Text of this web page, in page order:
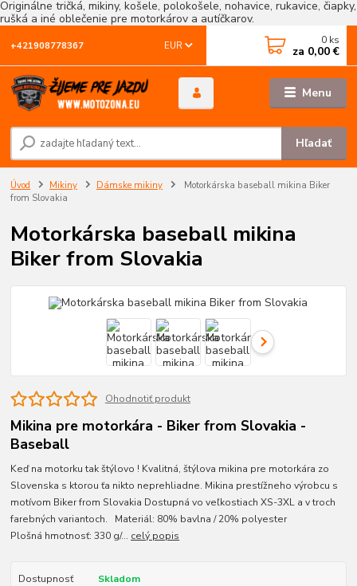
Originálne tričká, mikiny, košele, polokošele, nohavice, rukavice, čiapky,
rušká a iné oblečenie pre motorkárov a autíčkarov.
Menu
EUR
Hľadať
+421908778367 0 ks
za 0,00 €
Úvod Mikiny Dámske mikiny
Motorkárska baseball mikina Biker
from Slovakia
Motorkárska baseball mikina
Biker from Slovakia
Ohodnotiť produkt
Mikina pre motorkára - Biker from Slovakia -
Baseball
Keď na motorku tak štýlovo ! Kvalitná, štýlova mikina pre motorkára zo
Slovenska s ktorou ťa nikto neprehliadne. Mikina prestížneho výrobcu s
motívom Biker from Slovakia Dostupná vo veľkostiach XS-3XL a v troch
farebných variantoch. Materiál: 80% bavlna / 20% polyester
Plošná hmotnosť: 330 g/... celý popis
Dostupnosť
Skladom